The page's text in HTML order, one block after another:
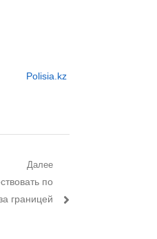
Polisia.kz
Далее
по
границей